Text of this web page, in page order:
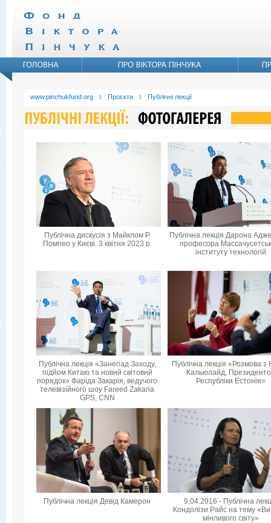
www.pinchukfund.org Проєкти Публічні лекції
Публічна дискусія з Майклом Р.
Помпео у Києві. 3 квітня 2023 р.
Публічна лекція Дарона
професора
інституту технологій
Публічна лекція «Занепад Заходу,
підйом Китаю та новий світовий
порядок» Фаріда Закарія, ведучого
телевізійного шоу Fareed Zakaria
GPS, CNN
Публічна лекція «Розмова з
Кальюлайд,
Республіки Естонія»
Публічна лекція Девід Камерон
9.04.2016 - Публічна
Кондолізи Райс на тему
мінливого світу»